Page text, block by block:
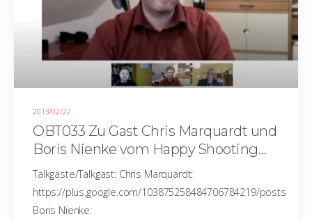
2013/02/22
OBT033 Zu Gast Chris Marquardt und
Boris Nienke vom Happy Shooting
Podcast
Talkgäste/Talkgast: Chris Marquardt:
https://plus.google.com/103875258484706784219/posts
Boris Nienke: